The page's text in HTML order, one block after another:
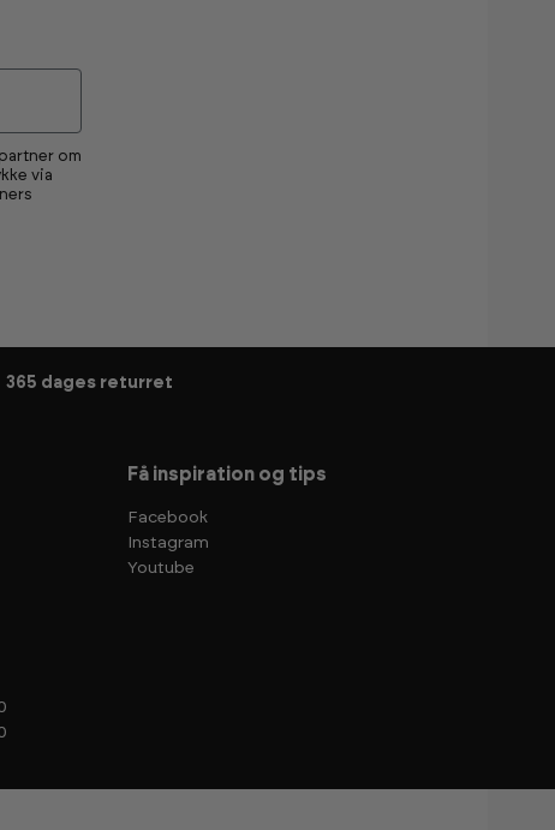
om
via
365 dages returret
Få inspiration og tips
Facebook
Instagram
Youtube